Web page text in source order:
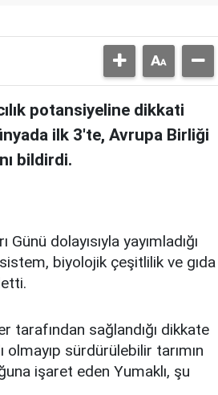
potansiyeline dikkati
ilk 3'te, Avrupa Birliği
bildirdi.
dolayısıyla yayımladığı
biyolojik çeşitlilik ve gıda
tarafından sağlandığı dikkate
olmayıp sürdürülebilir tarımın
işaret eden Yumaklı, şu